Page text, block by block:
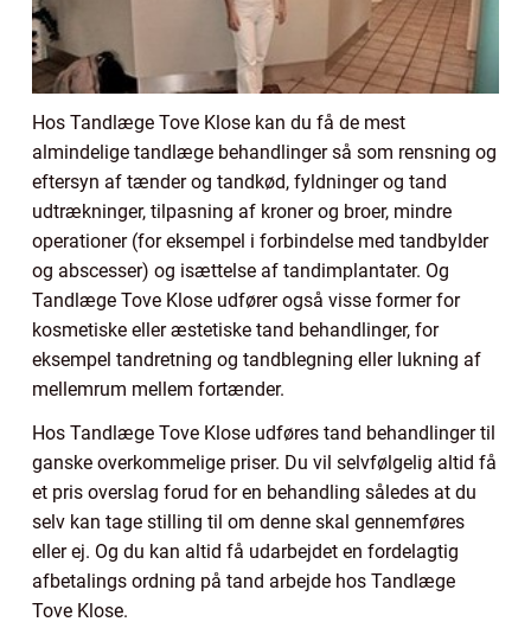
Hos Tandlæge Tove Klose kan du få de mest
almindelige tandlæge behandlinger så som rensning og
eftersyn af tænder og tandkød, fyldninger og tand
udtrækninger, tilpasning af kroner og broer, mindre
operationer (for eksempel i forbindelse med tandbylder
og abscesser) og isættelse af tandimplantater. Og
Tandlæge Tove Klose udfører også visse former for
kosmetiske eller æstetiske tand behandlinger, for
eksempel tandretning og tandblegning eller lukning af
mellemrum mellem fortænder.
Hos Tandlæge Tove Klose udføres tand behandlinger til
ganske overkommelige priser. Du vil selvfølgelig altid få
et pris overslag forud for en behandling således at du
selv kan tage stilling til om denne skal gennemføres
eller ej. Og du kan altid få udarbejdet en fordelagtig
afbetalings ordning på tand arbejde hos Tandlæge
Tove Klose.